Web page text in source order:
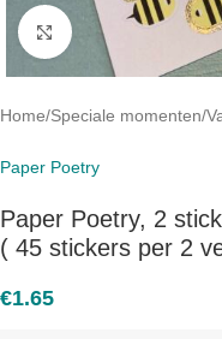
Click to enlarge
Home/Speciale momenten/
Paper Poetry
Paper Poetry, 2
( 45 stickers per 2
€1.65